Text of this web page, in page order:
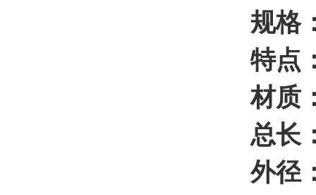
规格
特点
材质
总长
外径